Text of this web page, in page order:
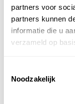
partners voor
partners kunnen
informatie die u
verzameld op
Noodzakelijk
Af en toe is het
maar je hike
het